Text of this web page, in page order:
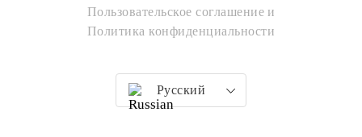
Пользовательское соглашение и
Политика конфиденциальности
Русский